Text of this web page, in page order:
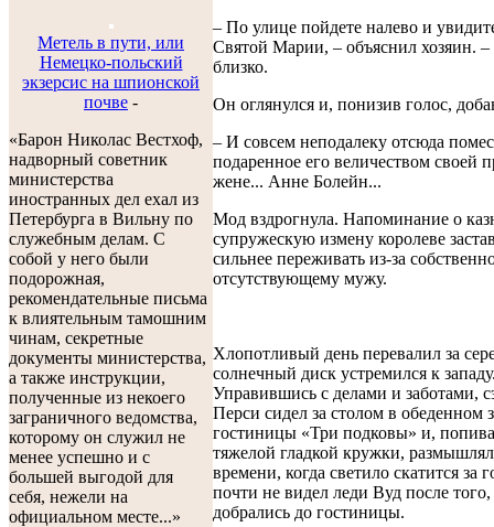
Метель в пути, или
Немецко-польский
экзерсис на шпионской
почве -
«Барон Николас Вестхоф,
надворный советник
министерства
иностранных дел ехал из
Петербурга в Вильну по
служебным делам. С
собой у него были
подорожная,
рекомендательные письма
к влиятельным тамошним
чинам, секретные
документы министерства,
а также инструкции,
полученные из некоего
заграничного ведомства,
которому он служил не
менее успешно и с
большей выгодой для
себя, нежели на
официальном месте...»
– По улице пойдете налево и
Святой Марии, – объяснил хозяин. –
близко.
Он оглянулся и, понизив голос,
– И совсем неподалеку отсюда
подаренное его величеством своей
жене... Анне Болейн...
Мод вздрогнула. Напоминание о
супружескую измену королеве
сильнее переживать из-за
отсутствующему мужу.
Хлопотливый день перевалил за
солнечный диск устремился к
Управившись с делами и заботами,
Перси сидел за столом в обеденном
гостиницы «Три подковы» и,
тяжелой гладкой кружки,
времени, когда светило скатится за
почти не видел леди Вуд после
добрались до гостиницы.